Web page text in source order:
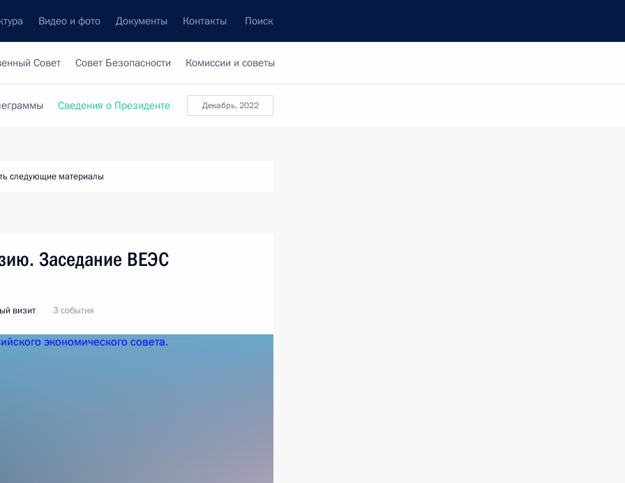
Видео и фото Документы Контакты Поиск
Совет Совет Безопасности Комиссии и советы
декабрь, 2022
Сведения о Президенте
следующие материалы
Заседание ВЕЭС
визит 3 события